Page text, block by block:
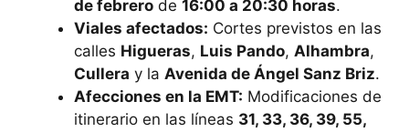
de febrero de 16:00 a 20:30 horas.
Viales afectados: Cortes previstos en las
calles Higueras, Luis Pando, Alhambra,
Cullera y la Avenida de Ángel Sanz Briz.
Afecciones en la EMT: Modificaciones de
itinerario en las líneas 31, 33, 36, 39, 55,